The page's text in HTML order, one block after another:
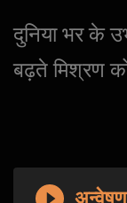
दुनिया भर के
बढ़ते मिश्रण